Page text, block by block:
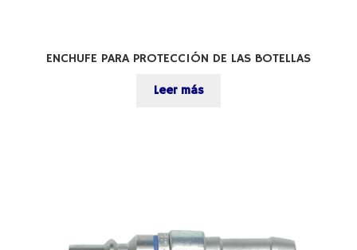
ENCHUFE PARA PROTECCIÓN DE LAS BOTELLAS
Leer más